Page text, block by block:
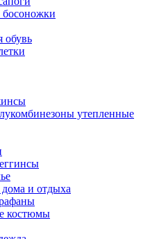
обувь
утепленные
и отдыха
костюмы